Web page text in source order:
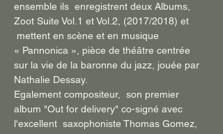
ensemble ils  enregistrent deux Albums,
Zoot Suite Vol.1 et Vol.2, (2017/2018) et
mettent en scène et en musique
« Pannonica », pièce de théâtre centrée
sur la vie de la baronne du jazz, jouée par
Nathalie Dessay.
Egalement compositeur,  son premier
album "Out for delivery" co-signé avec
l'excellent  saxophoniste Thomas Gomez,